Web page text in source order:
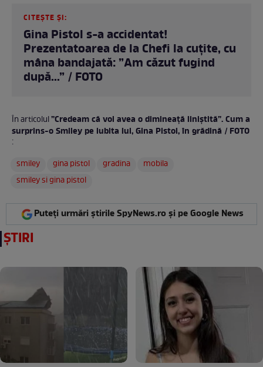
CITEȘTE ȘI:
Gina Pistol s-a accidentat!
Prezentatoarea de la Chefi la cuțite, cu
mâna bandajată: ”Am căzut fugind
după...” / FOTO
În articolul”Credeam că voi avea o dimineață liniștită”. Cum a
surprins-o Smiley pe iubita lui, Gina Pistol, în grădină / FOTO
:
smiley
gina pistol gradina
mobila
smiley si gina pistol
Puteți urmări știrile SpyNews.ro și pe Google News
ȘTIRI